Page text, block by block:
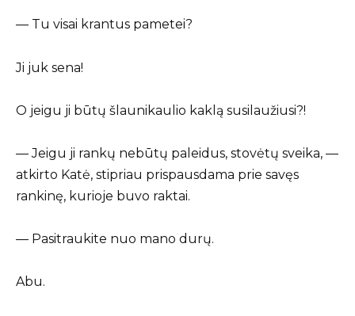
— Tu visai krantus pametei?
Ji juk sena!
O jeigu ji būtų šlaunikaulio kaklą susilaužiusi?!
— Jeigu ji rankų nebūtų paleidus, stovėtų sveika, —
atkirto Katė, stipriau prispausdama prie savęs
rankinę, kurioje buvo raktai.
— Pasitraukite nuo mano durų.
Abu.